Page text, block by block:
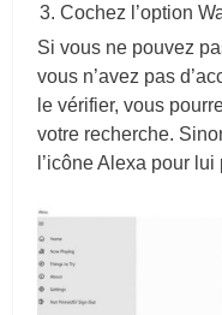
Cochez l’option
Si vous ne pouvez
vous n’avez pas
le vérifier, vous
votre recherche.
l’icône Alexa pour